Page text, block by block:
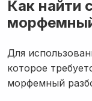
Как найти
Для
которое
морфемный